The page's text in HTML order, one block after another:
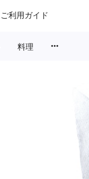
ご利用ガイド
料理 more_horiz